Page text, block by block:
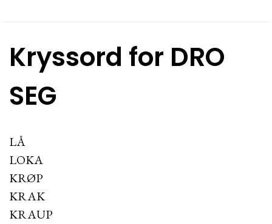
Kryssord for DRO
SEG
LÅ
LOKA
KRØP
KRAK
KRAUP